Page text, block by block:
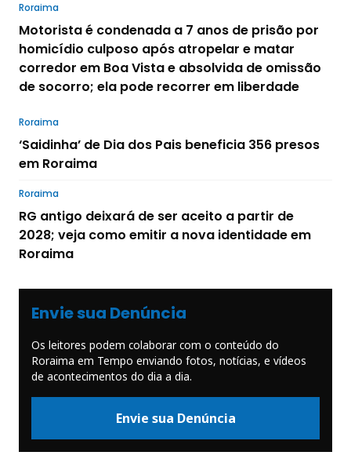
Roraima
Motorista é condenada a 7 anos de prisão por
homicídio culposo após atropelar e matar
corredor em Boa Vista e absolvida de omissão
de socorro; ela pode recorrer em liberdade
Roraima
‘Saidinha’ de Dia dos Pais beneficia 356 presos
em Roraima
Roraima
RG antigo deixará de ser aceito a partir de
2028; veja como emitir a nova identidade em
Roraima
Envie sua Denúncia
Os leitores podem colaborar com o conteúdo do
Roraima em Tempo enviando fotos, notícias, e vídeos
de acontecimentos do dia a dia.
Envie sua Denúncia